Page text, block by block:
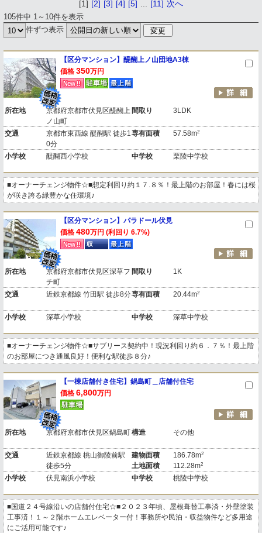
105件中 1～10件を表示
[1] [2] [3] [4] [5] [11] 次へ
件ずつ表示
【区分マンション】醍醐上ノ山団地A3棟
価格 350万円
所在地
京都府京都市伏見区醍醐上
ノ山町
間取り 3LDK
交通
京都市東西線 醍醐駅 徒歩1
0分
専有面積 57.58m2
小学校 醍醐西小学校 中学校 栗陵中学校
■オーナーチェンジ物件☆■想定利回り約１７.８％！最上階のお部屋！春には桜
が咲き誇る緑豊かな住環境♪
【区分マンション】パラドール伏見
価格 480万円 (利回り 6.7%)
所在地
京都府京都市伏見区深草フ
チ町
間取り 1K
交通 近鉄京都線 竹田駅 徒歩8分専有面積 20.44m2
小学校 深草小学校 中学校 深草中学校
■オーナーチェンジ物件☆■サブリース契約中！現況利回り約６．７％！最上階
のお部屋につき通風良好！便利な駅徒歩８分♪
【一棟店舗付き住宅】鍋島町＿店舗付住宅
価格 6,800万円
所在地 京都府京都市伏見区鍋島町構造 その他
交通
近鉄京都線 桃山御陵前駅
徒歩5分
建物面積
土地面積
186.78m2
112.28m2
小学校 伏見南浜小学校 中学校 桃陵中学校
■国道２４号線沿いの店舗付住宅☆■２０２３年頃、屋根葺替工事済・外壁塗装
工事済！１～２階ホームエレベーター付！事務所や民泊・収益物件など多用途
にご活用可能です♪